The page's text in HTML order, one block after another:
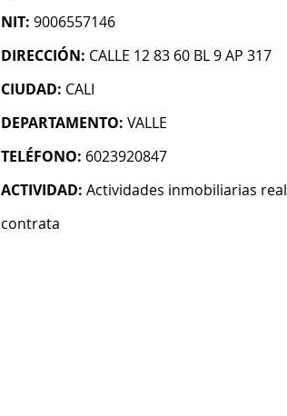
NIT: 9006557146
DIRECCIÓN: CALLE 12 83 60 BL 9 AP 317
CIUDAD: CALI
DEPARTAMENTO: VALLE
TELÉFONO: 6023920847
ACTIVIDAD: Actividades inmobiliarias
contrata